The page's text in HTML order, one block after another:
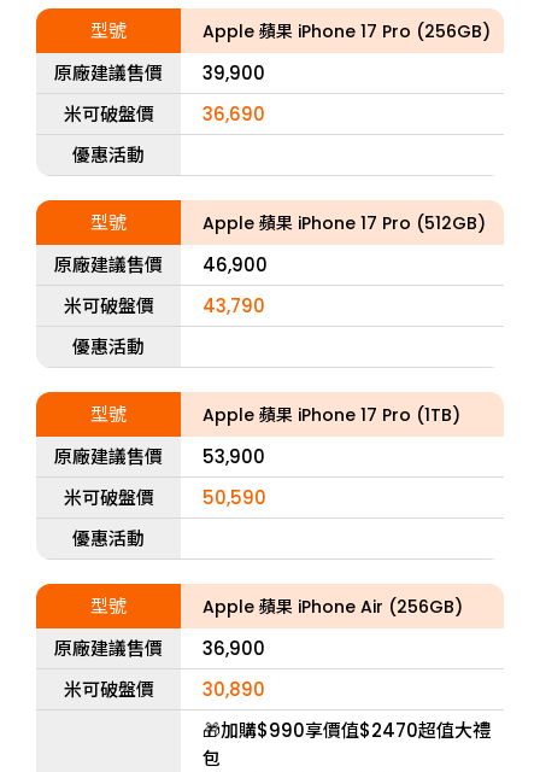
型號 Apple 蘋果 iPhone 17 Pro (256GB)
原廠建議售價
39,900
米可破盤價
36,690
優惠活動
型號 Apple 蘋果 iPhone 17 Pro (512GB)
原廠建議售價
46,900
米可破盤價
43,790
優惠活動
型號 Apple 蘋果 iPhone 17 Pro (1TB)
原廠建議售價
53,900
米可破盤價
50,590
優惠活動
型號 Apple 蘋果 iPhone Air (256GB)
原廠建議售價
36,900
米可破盤價
30,890
🎁加購$990享價值$2470超值大禮
包